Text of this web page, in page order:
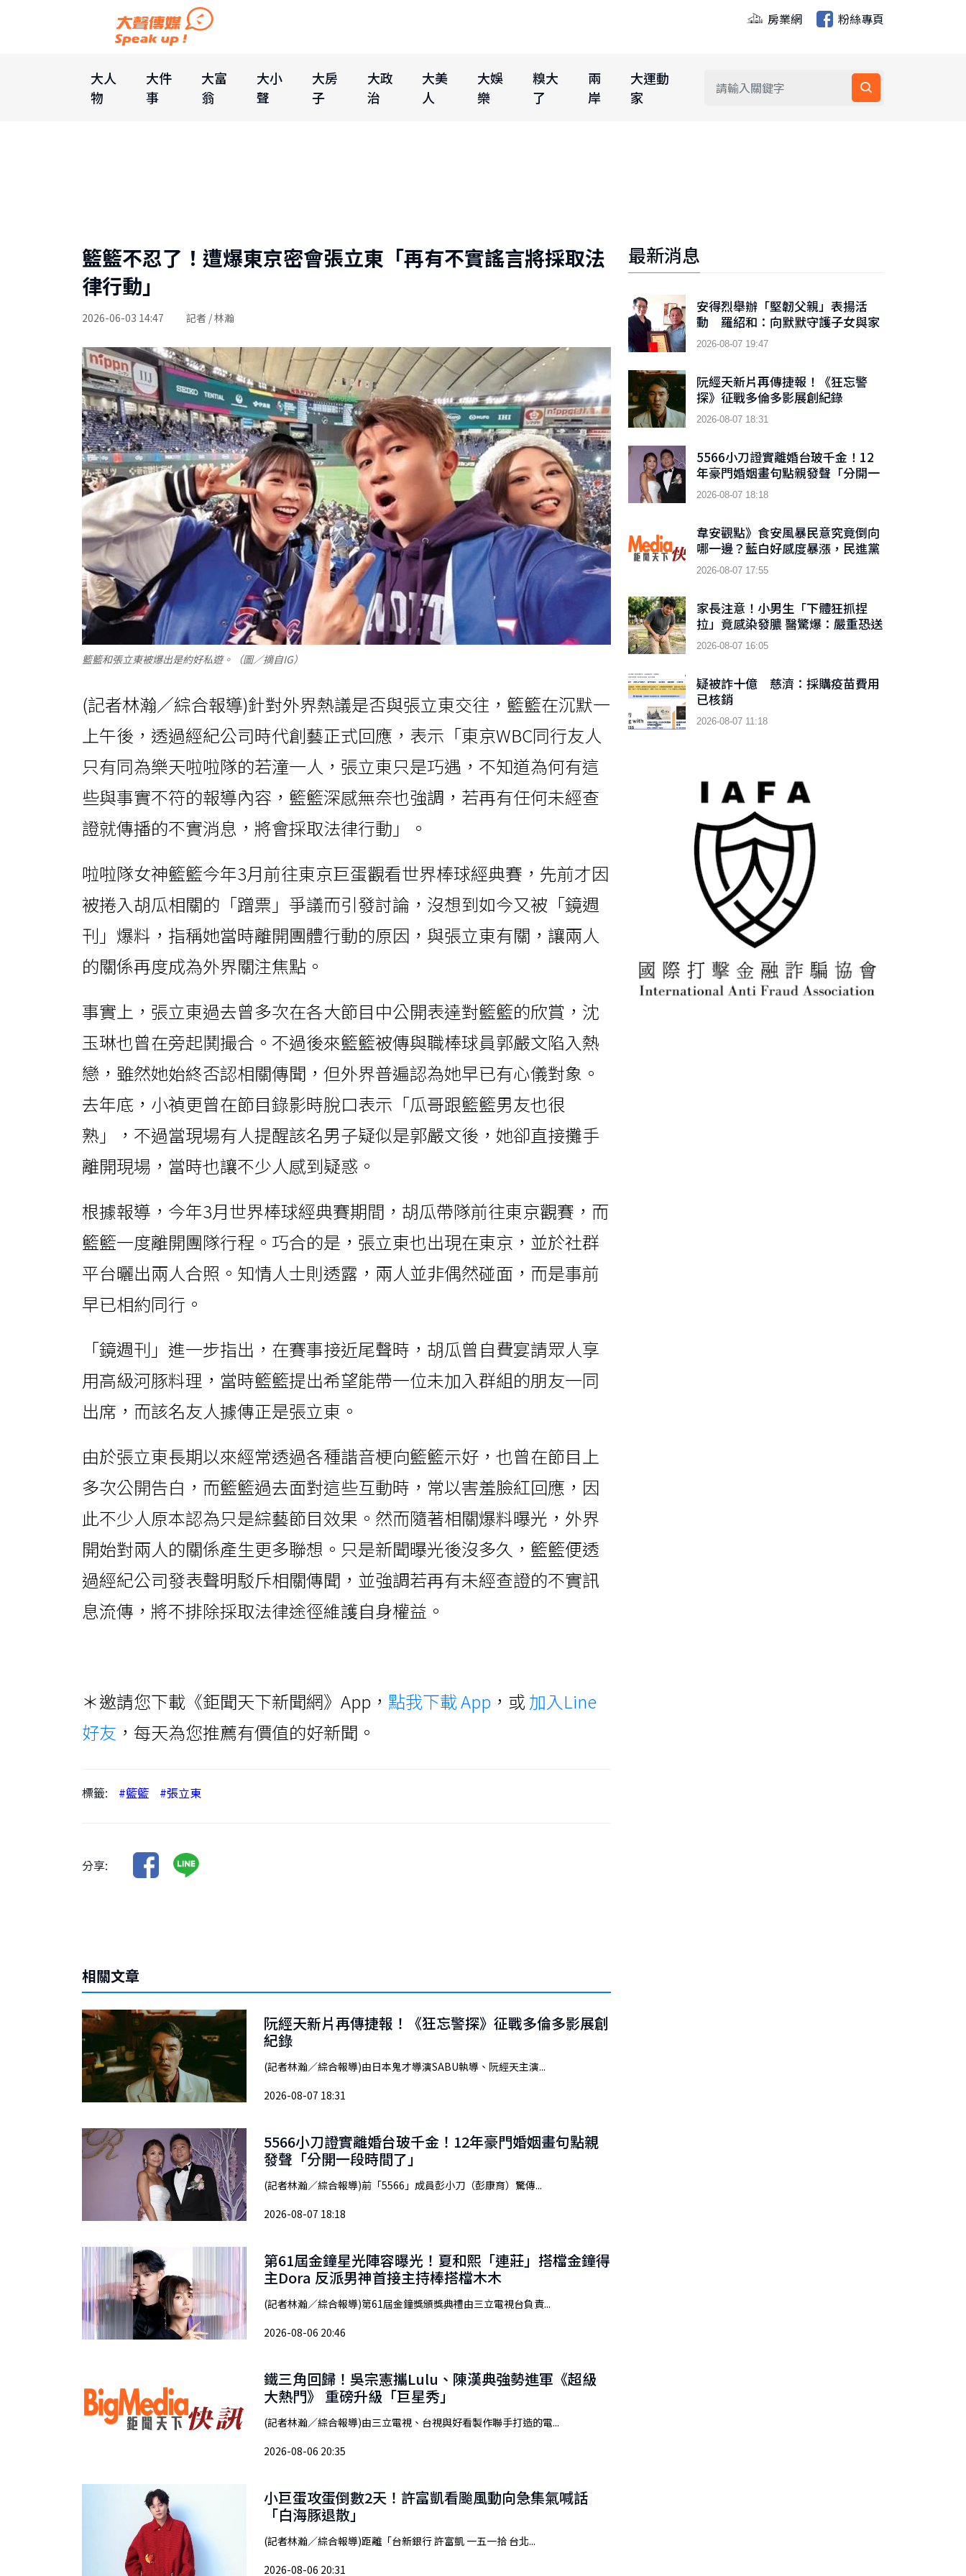
房業網 粉絲專頁
大人
物
大件
事
大富
翁
大小
聲
大房
子
大政
治
大美
人
大娛
樂
糗大
了
兩
岸
大運動
家
籃籃不忍了！遭爆東京密會張立東「再有不實謠言將採取法
律行動」
2026-06-03 14:47 記者 / 林瀚
籃籃和張立東被爆出是約好私遊。（圖／摘自IG）
(記者林瀚／綜合報導)針對外界熱議是否與張立東交往，籃籃在沉默一
上午後，透過經紀公司時代創藝正式回應，表示「東京WBC同行友人
只有同為樂天啦啦隊的若潼一人，張立東只是巧遇，不知道為何有這
些與事實不符的報導內容，籃籃深感無奈也強調，若再有任何未經查
證就傳播的不實消息，將會採取法律行動」。
啦啦隊女神籃籃今年3月前往東京巨蛋觀看世界棒球經典賽，先前才因
被捲入胡瓜相關的「蹭票」爭議而引發討論，沒想到如今又被「鏡週
刊」爆料，指稱她當時離開團體行動的原因，與張立東有關，讓兩人
的關係再度成為外界關注焦點。
事實上，張立東過去曾多次在各大節目中公開表達對籃籃的欣賞，沈
玉琳也曾在旁起鬨撮合。不過後來籃籃被傳與職棒球員郭嚴文陷入熱
戀，雖然她始終否認相關傳聞，但外界普遍認為她早已有心儀對象。
去年底，小禎更曾在節目錄影時脫口表示「瓜哥跟籃籃男友也很
熟」，不過當現場有人提醒該名男子疑似是郭嚴文後，她卻直接攤手
離開現場，當時也讓不少人感到疑惑。
根據報導，今年3月世界棒球經典賽期間，胡瓜帶隊前往東京觀賽，而
籃籃一度離開團隊行程。巧合的是，張立東也出現在東京，並於社群
平台曬出兩人合照。知情人士則透露，兩人並非偶然碰面，而是事前
早已相約同行。
「鏡週刊」進一步指出，在賽事接近尾聲時，胡瓜曾自費宴請眾人享
用高級河豚料理，當時籃籃提出希望能帶一位未加入群組的朋友一同
出席，而該名友人據傳正是張立東。
由於張立東長期以來經常透過各種諧音梗向籃籃示好，也曾在節目上
多次公開告白，而籃籃過去面對這些互動時，常以害羞臉紅回應，因
此不少人原本認為只是綜藝節目效果。然而隨著相關爆料曝光，外界
開始對兩人的關係產生更多聯想。只是新聞曝光後沒多久，籃籃便透
過經紀公司發表聲明駁斥相關傳聞，並強調若再有未經查證的不實訊
息流傳，將不排除採取法律途徑維護自身權益。
＊邀請您下載《鉅聞天下新聞網》App， 點我下載 App ，或 加入Line
好友 ，每天為您推薦有價值的好新聞。
標籤: #籃籃 #張立東
分享:
相關文章
阮經天新片再傳捷報！《狂忘警探》征戰多倫多影展創
紀錄
(記者林瀚／綜合報導)由日本鬼才導演SABU執導、阮經天主演...
2026-08-07 18:31
5566小刀證實離婚台玻千金！12年豪門婚姻畫句點親
發聲「分開一段時間了」
(記者林瀚／綜合報導)前「5566」成員彭小刀（彭康育）驚傳...
2026-08-07 18:18
第61屆金鐘星光陣容曝光！夏和熙「連莊」搭檔金鐘得
主Dora 反派男神首接主持棒搭檔木木
(記者林瀚／綜合報導)第61屆金鐘獎頒獎典禮由三立電視台負責...
2026-08-06 20:46
鐵三角回歸！吳宗憲攜Lulu、陳漢典強勢進軍《超級
大熱門》 重磅升級「巨星秀」
(記者林瀚／綜合報導)由三立電視、台視與好看製作聯手打造的電...
2026-08-06 20:35
小巨蛋攻蛋倒數2天！許富凱看颱風動向急集氣喊話
「白海豚退散」
(記者林瀚／綜合報導)距離「台新銀行 許富凱 一五一拾 台北...
2026-08-06 20:31
最新消息
安得烈舉辦「堅韌父親」表揚活
動 羅紹和：向默默守護子女與家
庭的父親們致敬
2026-08-07 19:47
阮經天新片再傳捷報！《狂忘警
探》征戰多倫多影展創紀錄
2026-08-07 18:31
5566小刀證實離婚台玻千金！12
年豪門婚姻畫句點親發聲「分開一
段時間了」
2026-08-07 18:18
韋安觀點》食安風暴民意究竟倒向
哪一邊？藍白好感度暴漲，民進黨
傷了嗎？
2026-08-07 17:55
家長注意！小男生「下體狂抓捏
拉」竟感染發膿 醫驚爆：嚴重恐送
急診！
2026-08-07 16:05
疑被詐十億 慈濟：採購疫苗費用
已核銷
2026-08-07 11:18